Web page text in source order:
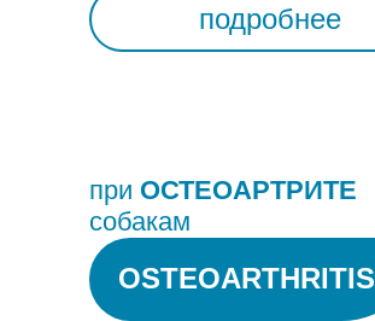
при ОСТЕОAРТРИТЕ
собакам
OSTEOARTHRITIS
подробнее